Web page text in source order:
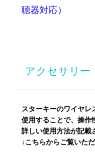
聴器対応）
アクセサリー
スターキーのワイヤレ
使用することで、操作
詳しい使用方法が記載
↓こちらからご覧いただ